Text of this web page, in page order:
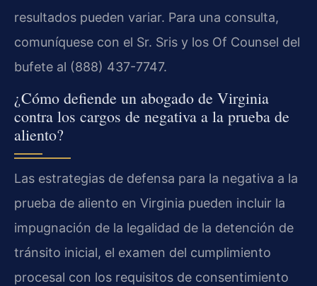
resultados pueden variar. Para una consulta,
comuníquese con el Sr. Sris y los Of Counsel del
bufete al (888) 437-7747.
¿Cómo defiende un abogado de Virginia
contra los cargos de negativa a la prueba de
aliento?
Las estrategias de defensa para la negativa a la
prueba de aliento en Virginia pueden incluir la
impugnación de la legalidad de la detención de
tránsito inicial, el examen del cumplimiento
procesal con los requisitos de consentimiento